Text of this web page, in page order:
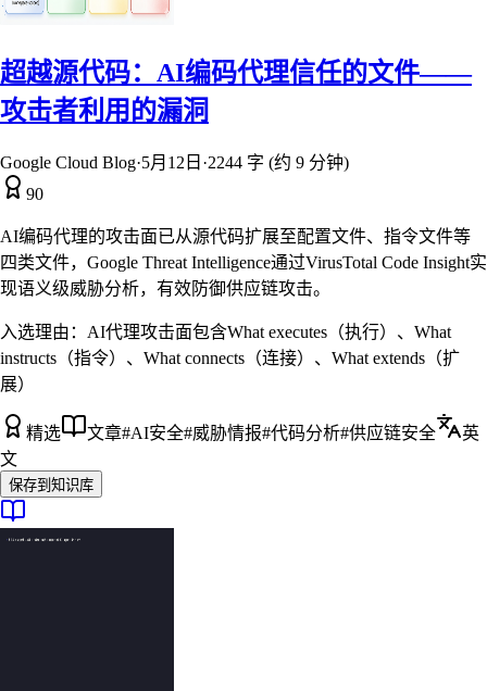
超越源代码：AI编码代理信任的文件——
攻击者利用的漏洞
Google Cloud Blog·5月12日 ·2244 字 (约 9 分钟)
90
AI编码代理的攻击面已从源代码扩展至配置文件、指令文件等
四类文件，Google Threat Intelligence通过VirusTotal Code Insight实
现语义级威胁分析，有效防御供应链攻击。
入选理由： AI代理攻击面包含What executes（执行）、What
instructs（指令）、What connects（连接）、What extends（扩
展）
精选 文章#AI安全#威胁情报#代码分析#供应链安全
英
文
保存到知识库